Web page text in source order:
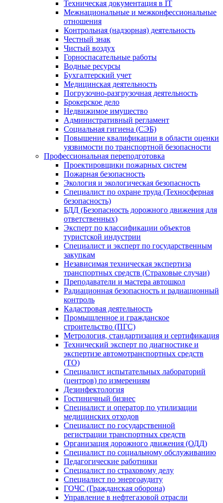
Техническая документация в IT
Межнациональные и межконфессиональные
отношения
Контрольная (надзорная) деятельность
Честный знак
Чистый воздух
Горноспасательные работы
Водные ресурсы
Бухгалтерский учет
Медицинская деятельность
Погрузочно-разгрузочная деятельность
Брокерское дело
Недвижимое имущество
Административный регламент
Социальная гигиена (СЭБ)
Повышение квалификации в области оценки
уязвимости по транспортной безопасности
Профессиональная переподготовка
Проектировщики пожарных систем
Пожарная безопасность
Экология и экологическая безопасность
Специалист по охране труда (Техносферная
безопасность)
БДД (Безопасность дорожного движения для
ответственных)
Эксперт по классификации объектов
туристской индустрии
Специалист и эксперт по государственным
закупкам
Независимая техническая экспертиза
транспортных средств (Страховые случаи)
Преподаватели и мастера автошкол
Радиационная безопасность и радиационный
контроль
Кадастровая деятельность
Промышленное и гражданское
строительство (ПГС)
Метрология, стандартизация и сертификация
Технический эксперт по диагностике и
экспертизе автомотранспортных средств
(ТО)
Специалист испытательных лабораторий
(центров) по измерениям
Дезинфектология
Гостиничный бизнес
Специалист и оператор по утилизации
медицинских отходов
Специалист по государственной
регистрации транспортных средств
Организация дорожного движения (ОДД)
Специалист по социальному обслуживанию
Педагогические работники
Специалист по страховому делу
Специалист по энергоаудиту
ГОЧС (Гражданская оборона)
Управление в нефтегазовой отрасли